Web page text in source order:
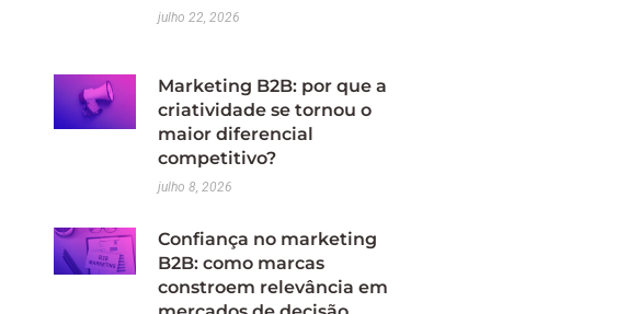
julho 22, 2026
Marketing B2B: por que a
criatividade se tornou o
maior diferencial
competitivo?
julho 8, 2026
Confiança no marketing
B2B: como marcas
constroem relevância em